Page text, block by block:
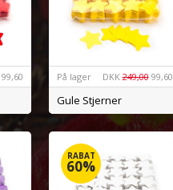
99,60 DKK 249,00 99,60
På lager
Gule Stjerner
RABAT
60%